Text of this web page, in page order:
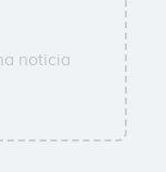
noticia